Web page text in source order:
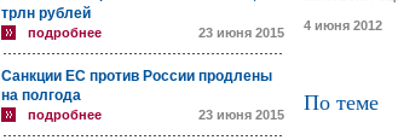
трлн рублей
подробнее 23 июня 2015
Санкции ЕС против России продлены
на полгода
подробнее 23 июня 2015
4 июня 2012
По теме